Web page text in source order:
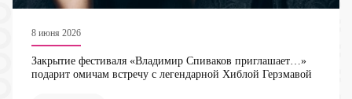
8 июня 2026
Закрытие фестиваля «Владимир Спиваков приглашает…»
подарит омичам встречу с легендарной Хиблой Герзмавой